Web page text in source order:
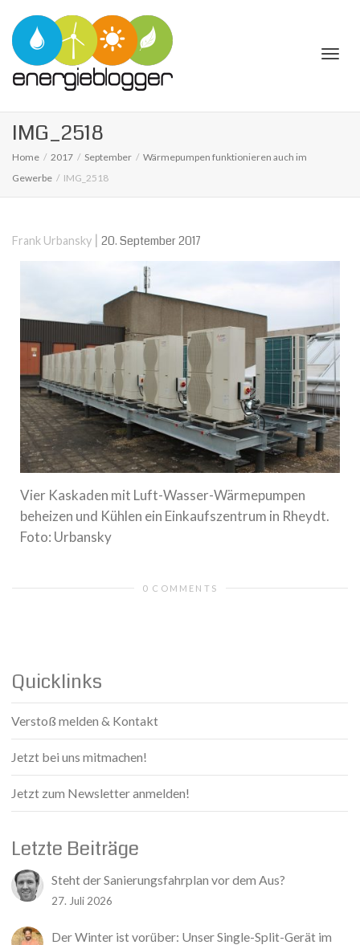
IMG_2518
Home 2017 September
Wärmepumpen funktionieren auch im
Gewerbe
IMG_2518
Frank Urbansky | 20. September 2017
Vier Kaskaden mit Luft-Wasser-Wärmepumpen
beheizen und Kühlen ein Einkaufszentrum in Rheydt.
Foto: Urbansky
0 COMMENTS
Quicklinks
Verstoß melden & Kontakt
Jetzt bei uns mitmachen!
Jetzt zum Newsletter anmelden!
Letzte Beiträge
Steht der Sanierungsfahrplan vor dem Aus?
27. Juli 2026
Der Winter ist vorüber: Unser Single-Split-Gerät im